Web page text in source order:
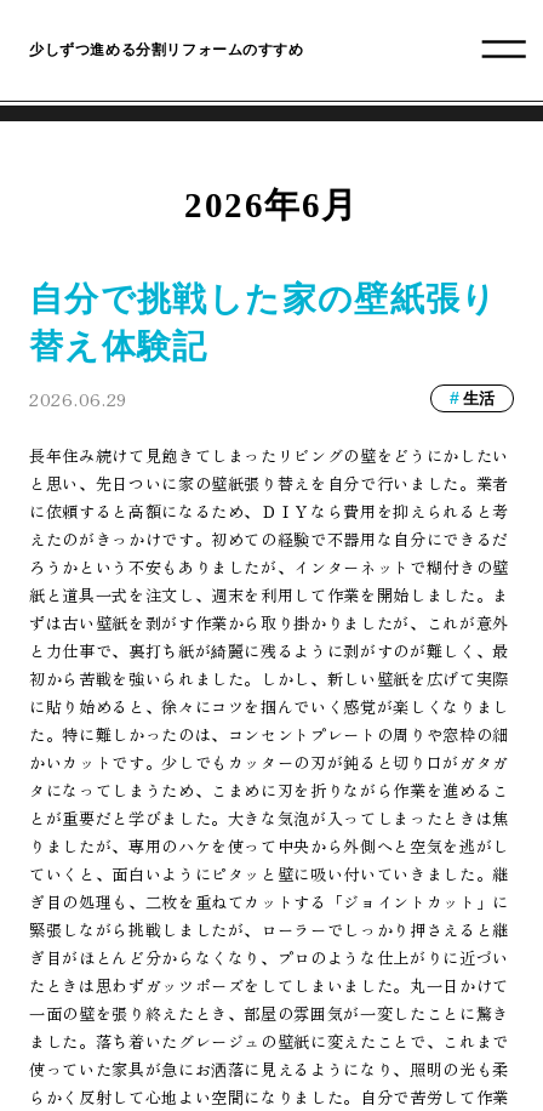
少しずつ進める分割リフォームのすすめ
2026年6月
自分で挑戦した家の壁紙張り
替え体験記
2026.06.29 生活
長年住み続けて見飽きてしまったリビングの壁をどうにかしたい
と思い、先日ついに家の壁紙張り替えを自分で行いました。業者
に依頼すると高額になるため、ＤＩＹなら費用を抑えられると考
えたのがきっかけです。初めての経験で不器用な自分にできるだ
ろうかという不安もありましたが、インターネットで糊付きの壁
紙と道具一式を注文し、週末を利用して作業を開始しました。ま
ずは古い壁紙を剥がす作業から取り掛かりましたが、これが意外
と力仕事で、裏打ち紙が綺麗に残るように剥がすのが難しく、最
初から苦戦を強いられました。しかし、新しい壁紙を広げて実際
に貼り始めると、徐々にコツを掴んでいく感覚が楽しくなりまし
た。特に難しかったのは、コンセントプレートの周りや窓枠の細
かいカットです。少しでもカッターの刃が鈍ると切り口がガタガ
タになってしまうため、こまめに刃を折りながら作業を進めるこ
とが重要だと学びました。大きな気泡が入ってしまったときは焦
りましたが、専用のハケを使って中央から外側へと空気を逃がし
ていくと、面白いようにピタッと壁に吸い付いていきました。継
ぎ目の処理も、二枚を重ねてカットする「ジョイントカット」に
緊張しながら挑戦しましたが、ローラーでしっかり押さえると継
ぎ目がほとんど分からなくなり、プロのような仕上がりに近づい
たときは思わずガッツポーズをしてしまいました。丸一日かけて
一面の壁を張り終えたとき、部屋の雰囲気が一変したことに驚き
ました。落ち着いたグレージュの壁紙に変えたことで、これまで
使っていた家具が急にお洒落に見えるようになり、照明の光も柔
らかく反射して心地よい空間になりました。自分で苦労して作業